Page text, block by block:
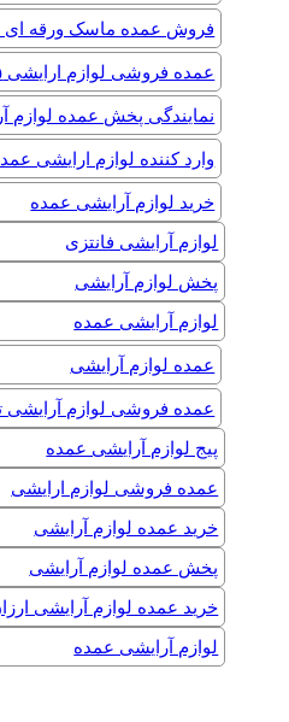
فروش عمده ماسک ورقه ای
عمده فروشی لوازم ارایشی ۱۵ خرداد
نمایندگی پخش عمده لوازم
وارد کننده لوازم ارایشی
خرید لوازم آرایشی عمده
لوازم آرایشی فانتزی
پخش لوازم آرایشی
لوازم آرایشی عمده
عمده لوازم آرایشی
عمده فروشی لوازم آرایشی
پیج لوازم آرایشی عمده
عمده فروشی لوازم ارایشی
خرید عمده لوازم آرایشی
پخش عمده لوازم آرایشی
خرید عمده لوازم آرایشی
لوازم آرایشی عمده